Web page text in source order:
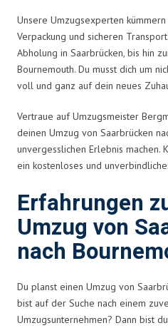
Unsere Umzugsexperten
Verpackung und sicheren
Abholung in Saarbrücken, bis hin
Bournemouth. Du musst dich um
voll und ganz auf dein neues
Vertraue auf Umzugsmeister
deinen Umzug von Saarbrücken
unvergesslichen Erlebnis machen.
ein kostenloses und
Erfahrungen
Umzug von
nach
Du planst einen Umzug von
bist auf der Suche nach einem
Umzugsunternehmen? Dann bist